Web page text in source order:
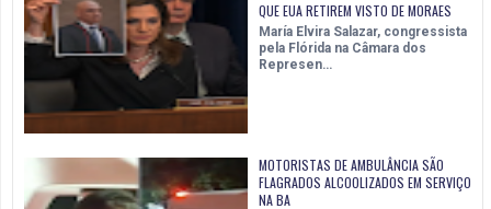
QUE EUA RETIREM VISTO DE MORAES
María Elvira Salazar, congressista
pela Flórida na Câmara dos
Represen…
MOTORISTAS DE AMBULÂNCIA SÃO
FLAGRADOS ALCOOLIZADOS EM SERVIÇO
NA BA